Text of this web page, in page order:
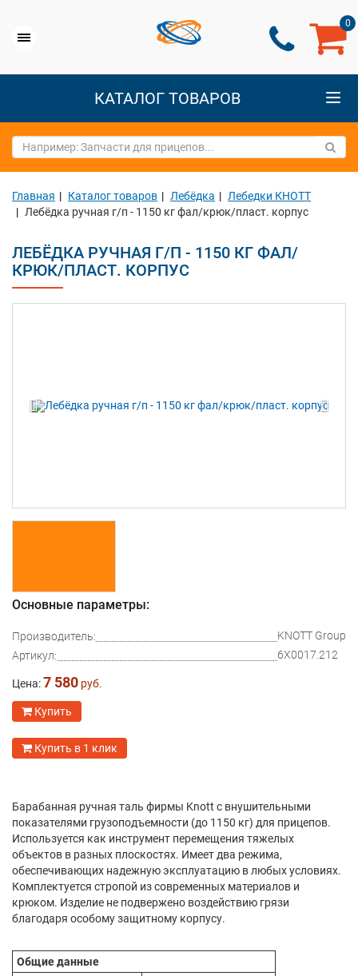
0
КАТАЛОГ ТОВАРОВ
Главная Каталог товаров Лебёдка
Лебедки КНОТТ
Лебёдка ручная г/п - 1150 кг фал/крюк/пласт. корпус
ЛЕБЁДКА РУЧНАЯ Г/П - 1150 КГ ФАЛ/
КРЮК/ПЛАСТ. КОРПУС
Основные параметры:
Производитель:
KNOTT Group
Артикул:
6X0017.212
Цена:7 580 руб.
Купить
Купить в 1 клик
Барабанная ручная таль фирмы Knott с внушительными
показателями грузоподъемности (до 1150 кг) для прицепов.
Используется как инструмент перемещения тяжелых
объектов в разных плоскостях. Имеет два режима,
обеспечивающих надежную эксплуатацию в любых условиях.
Комплектуется стропой из современных материалов и
крюком. Изделие не подвержено воздействию грязи
благодаря особому защитному корпусу.
Общие данные